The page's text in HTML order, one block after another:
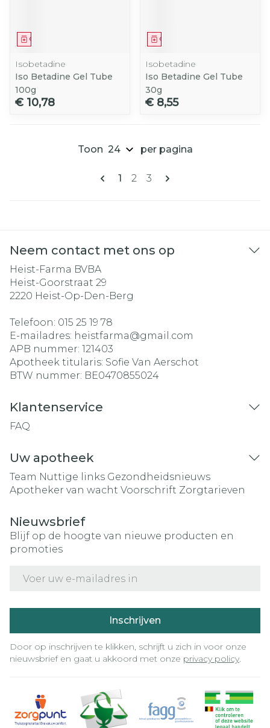
Geneesmiddel
Isobetadine
Iso Betadine Gel Tube
100g
€ 10,78
Geneesmiddel
Isobetadine
Iso Betadine Gel Tube
30g
€ 8,55
Pagina's
U lees momenteel pagina
1 Pagina
2 Pagina
3
Toon per pagina
Neem contact met ons op
Heist-Farma BVBA
Heist-Goorstraat 29
2220 Heist-Op-Den-Berg
Telefoon: 015 25 19 78
E-mailadres: heistfarma@gmail.com
APB nummer: 121403
Apotheek titularis: Sofie Van Aerschot
BTW nummer: BE0470855024
Klantenservice
FAQ
Uw apotheek
Team Nuttige links Gezondheidsnieuws
Apotheker van wacht Voorschrift Zorgtarieven
Nieuwsbrief
Blijf op de hoogte van nieuwe producten en
promoties
Inschrijven
Door op inschrijven te klikken, schrijft u zich in voor onze
nieuwsbrief en gaat u akkoord met onze privacy policy.